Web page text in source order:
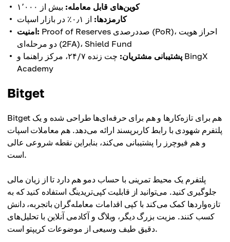
کوین‌های قابل معامله: بیش از ۱٬۰۰۰
کارمزدها: از ۰٫۱٪ در بازار اسپات
امنیت: Proof of Reserves صددرصدی (PoR)، احراز هویت
دو مرحله‌ای (2FA)، Shield Fund
پشتیبانی مشتریان:
چت زنده ۲۴/۷، مرکز راهنما و BingX
Academy
Bitget
Bitget هم برای تازه‌کارها و هم برای حرفه‌ای‌ها طراحی شده و یک
پلتفرم شهودی با رابط کاربرپسند ارائه می‌دهد. هم معاملات اسپات
و هم فیوچرز را پشتیبانی می‌کند، بنابراین نقطه شروعی عالی
است.
پلتفرم یک محیط تمرینی با حساب دمو هم دارد تا از زیان مالی
جلوگیری کنید. می‌توانید از قابلیت کپی‌تریدینگ استفاده کنید که به
تازه‌واردها کمک می‌کند با کپی اقدامات معامله‌گران باتجربه، دانش
کسب کنند. مزیت بزرگ دیگر، وبلاگ و آکادمی آنلاین با تحلیل‌های
دقیق طیف وسیعی از موضوعات کریپتو است.